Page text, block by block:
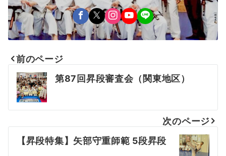
投
稿
ナ
ビ
前のページ
第87回昇段審査会（関東地区）
次のページ
【昇段特集】矢部守重師範 5段昇段